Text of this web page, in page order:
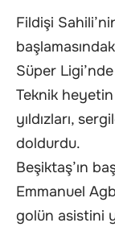
Fildişi
Süper
Teknik heyetin
yıldızları,
doldurdu.
Beşiktaş’ın
Emmanuel
golün asistini